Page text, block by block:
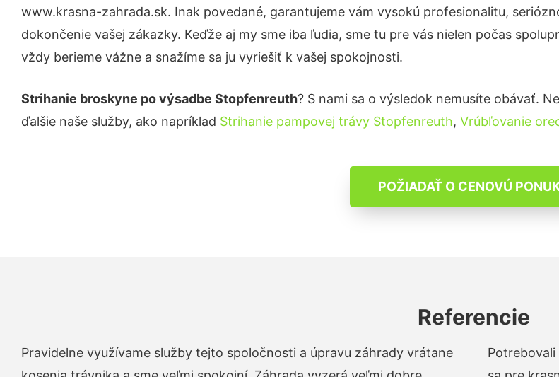
www.krasna-zahrada.sk. Inak povedané, garantujeme vám vysokú profesionalitu,
dokončenie vašej zákazky. Keďže aj my sme iba ľudia, sme tu pre vás nielen počas
vždy berieme vážne a snažíme sa ju vyriešiť k vašej spokojnosti.
Strihanie broskyne po výsadbe Stopfenreuth? S nami sa o výsledok nemusíte obávať.
ďalšie naše služby, ako napríklad Strihanie pampovej trávy Stopfenreuth, Vrúbľovanie
POŽIADAŤ O CENOVÚ
Referencie
Pravidelne využívame služby tejto spoločnosti a úpravu záhrady vrátane